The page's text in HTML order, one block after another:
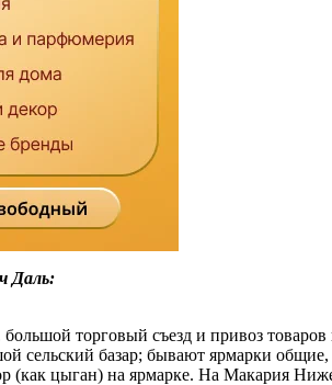
Даль:
торговый съезд и привоз
сельский базар; бывают ярмарки общие,
(как цыган) на ярмарке. На Макария